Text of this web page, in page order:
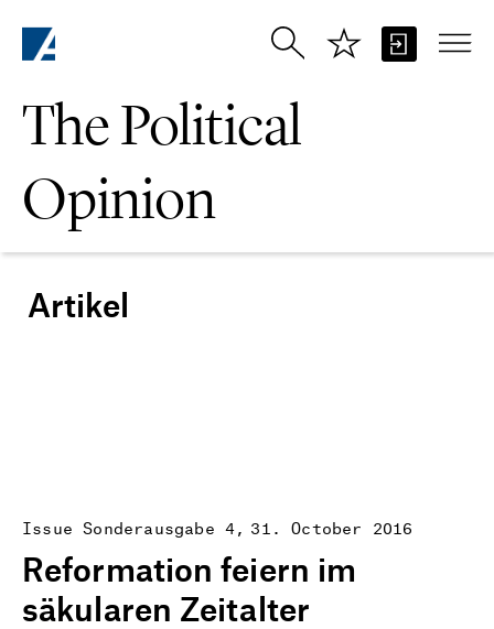
The Political
Opinion
Artikel
31. October 2016
Issue Sonderausgabe 4
Reformation feiern im
säkularen Zeitalter